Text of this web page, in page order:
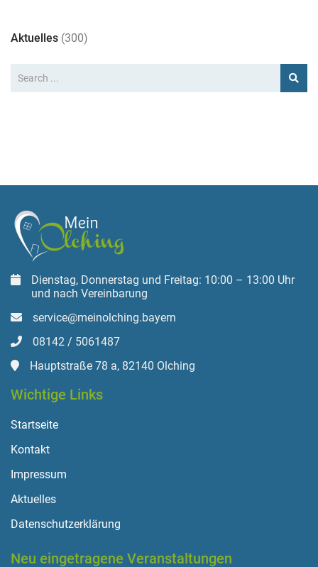
Aktuelles (300)
Dienstag, Donnerstag und Freitag: 10:00 – 13:00 Uhr
und nach Vereinbarung
service@meinolching.bayern
08142 / 5061487
Hauptstraße 78 a, 82140 Olching
Wichtige Links
Startseite
Kontakt
Impressum
Aktuelles
Datenschutzerklärung
Neu eingetragene Veranstaltungen